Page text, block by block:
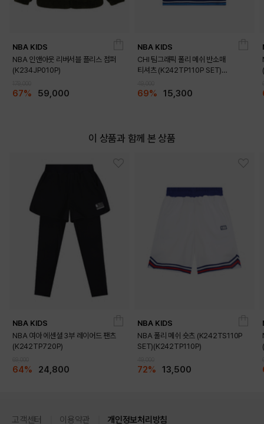
NBA KIDS
NBA 인앤아웃 리버서블 플리스 점퍼
(K234JP010P)
67% 59,000
NBA KIDS
CHI 팀그래픽 폴리 메쉬 반소매
티셔츠 (K242TP110P SET)
69% 15,300
이 상품과 함께 본 상품
NBA KIDS
NBA 여아 에센셜 3부 레이어드 팬츠
(K242TP720P)
64% 24,800
NBA KIDS
NBA 폴리 메쉬 숏츠 (K242TS110P
SET)(K242TP110P)
72% 13,500
고객센터 이용약관 개인정보처리방침